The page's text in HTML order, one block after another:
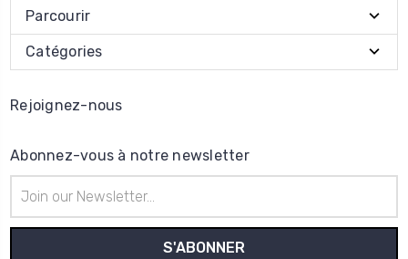
Parcourir
Catégories
Rejoignez-nous
Abonnez-vous à notre newsletter
e-
mail